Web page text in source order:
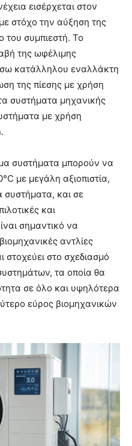
εισέρχεται στον
στόχο την αύξηση της
του συμπιεστή. Το
της ωφέλιμης
κατάλληλου εναλλάκτη
της πίεσης με χρήση
συστήματα μηχανικής
με χρήση
συστήματα μπορούν να
με μεγάλη αξιοπιστία,
και σε
και
σημαντικό να
αντλίες
στοχεύει στο σχεδιασμό
τα οποία θα
σε όλο και υψηλότερα
εύρος βιομηχανικών